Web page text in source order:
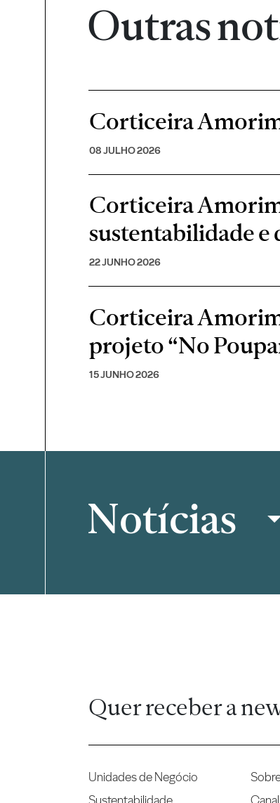
Outras
Corticeira Amorim
08 JULHO 2026
Corticeira
sustentabilidade e
22 JUNHO 2026
Corticeira Amorim
projeto “No
15 JUNHO 2026
Filtrar
Notícias
Quer receber a
Unidades de Negócio
Sustentabilidade